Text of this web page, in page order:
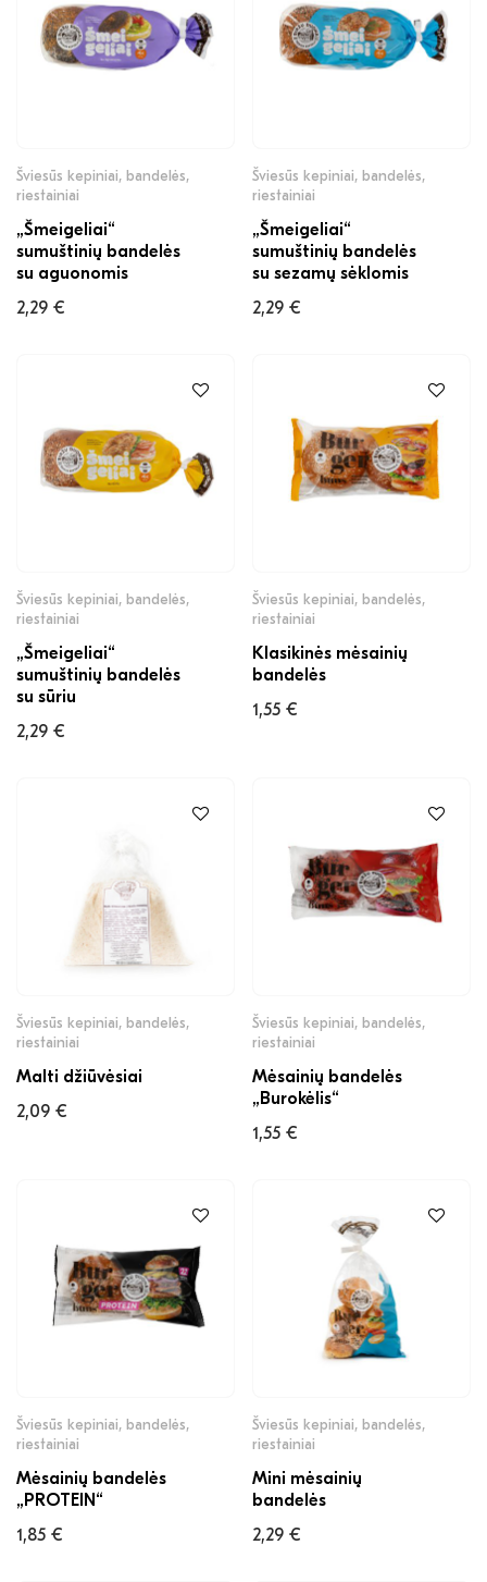
Šviesūs kepiniai, bandelės,
riestainiai
„Šmeigeliai“
sumuštinių bandelės
su aguonomis
2,29 €
Šviesūs kepiniai, bandelės,
riestainiai
„Šmeigeliai“
sumuštinių bandelės
su sezamų sėklomis
2,29 €
Šviesūs kepiniai, bandelės,
riestainiai
„Šmeigeliai“
sumuštinių bandelės
su sūriu
2,29 €
Šviesūs kepiniai, bandelės,
riestainiai
Klasikinės mėsainių
bandelės
1,55 €
Šviesūs kepiniai, bandelės,
riestainiai
Malti džiūvėsiai
2,09 €
Šviesūs kepiniai, bandelės,
riestainiai
Mėsainių bandelės
„Burokėlis“
1,55 €
Šviesūs kepiniai, bandelės,
riestainiai
Mėsainių bandelės
„PROTEIN“
1,85 €
Šviesūs kepiniai, bandelės,
riestainiai
Mini mėsainių
bandelės
2,29 €